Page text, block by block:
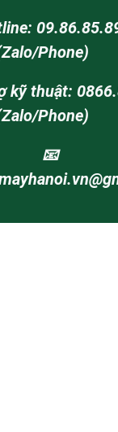
Phone)
kỹ thuật:
Phone)
📧